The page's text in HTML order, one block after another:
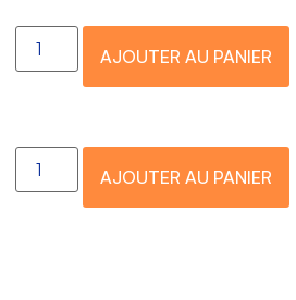
AJOUTER AU PANIER
AJOUTER AU PANIER